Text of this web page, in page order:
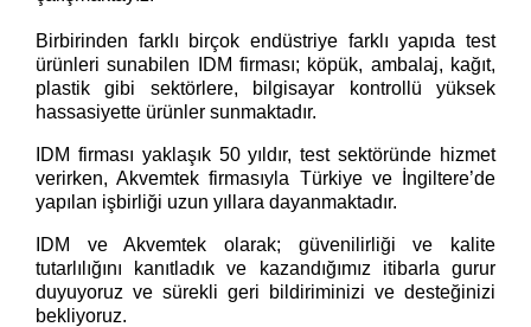
Birbirinden farklı birçok endüstriye farklı yapıda test
ürünleri sunabilen IDM firması; köpük, ambalaj, kağıt,
plastik gibi sektörlere, bilgisayar kontrollü yüksek
hassasiyette ürünler sunmaktadır.
IDM firması yaklaşık 50 yıldır, test sektöründe hizmet
verirken, Akvemtek firmasıyla Türkiye ve İngiltere’de
yapılan işbirliği uzun yıllara dayanmaktadır.
IDM ve Akvemtek olarak; güvenilirliği ve kalite
tutarlılığını kanıtladık ve kazandığımız itibarla gurur
duyuyoruz ve sürekli geri bildiriminizi ve desteğinizi
bekliyoruz.